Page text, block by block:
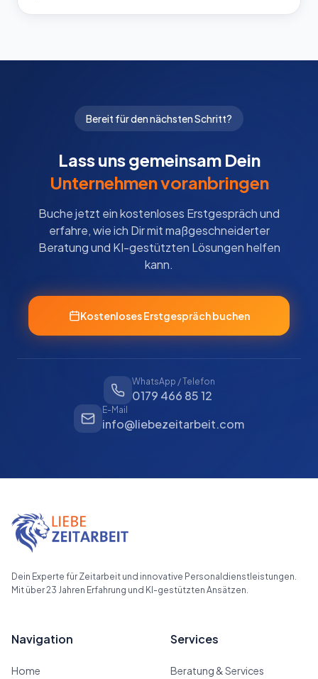
Bereit für den nächsten Schritt?
Lass uns gemeinsam Dein
Unternehmen voranbringen
Buche jetzt ein kostenloses Erstgespräch und
erfahre, wie ich Dir mit maßgeschneiderter
Beratung und KI-gestützten Lösungen helfen
kann.
Kostenloses Erstgespräch buchen
WhatsApp / Telefon
0179 466 85 12
E-Mail
info@liebezeitarbeit.com
Dein Experte für Zeitarbeit und innovative Personaldienstleistungen.
Mit über 23 Jahren Erfahrung und KI-gestützten Ansätzen.
Navigation
Home
Services
Beratung & Services